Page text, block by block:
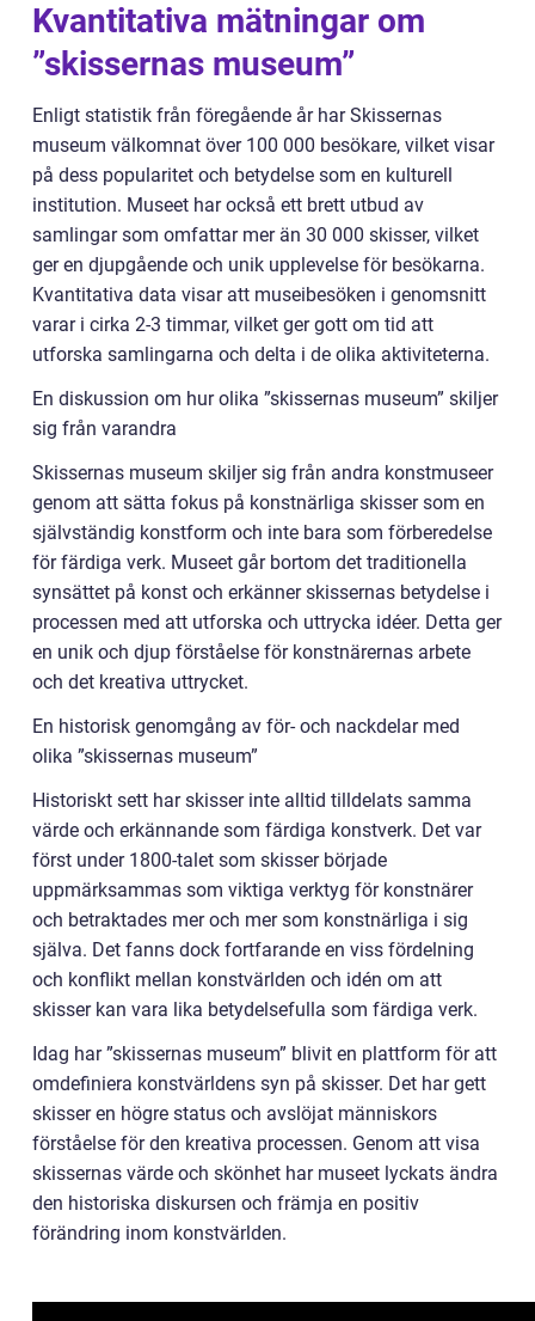
Kvantitativa mätningar om
”skissernas museum”
Enligt statistik från föregående år har Skissernas
museum välkomnat över 100 000 besökare, vilket visar
på dess popularitet och betydelse som en kulturell
institution. Museet har också ett brett utbud av
samlingar som omfattar mer än 30 000 skisser, vilket
ger en djupgående och unik upplevelse för besökarna.
Kvantitativa data visar att museibesöken i genomsnitt
varar i cirka 2-3 timmar, vilket ger gott om tid att
utforska samlingarna och delta i de olika aktiviteterna.
En diskussion om hur olika ”skissernas museum” skiljer
sig från varandra
Skissernas museum skiljer sig från andra konstmuseer
genom att sätta fokus på konstnärliga skisser som en
självständig konstform och inte bara som förberedelse
för färdiga verk. Museet går bortom det traditionella
synsättet på konst och erkänner skissernas betydelse i
processen med att utforska och uttrycka idéer. Detta ger
en unik och djup förståelse för konstnärernas arbete
och det kreativa uttrycket.
En historisk genomgång av för- och nackdelar med
olika ”skissernas museum”
Historiskt sett har skisser inte alltid tilldelats samma
värde och erkännande som färdiga konstverk. Det var
först under 1800-talet som skisser började
uppmärksammas som viktiga verktyg för konstnärer
och betraktades mer och mer som konstnärliga i sig
själva. Det fanns dock fortfarande en viss fördelning
och konflikt mellan konstvärlden och idén om att
skisser kan vara lika betydelsefulla som färdiga verk.
Idag har ”skissernas museum” blivit en plattform för att
omdefiniera konstvärldens syn på skisser. Det har gett
skisser en högre status och avslöjat människors
förståelse för den kreativa processen. Genom att visa
skissernas värde och skönhet har museet lyckats ändra
den historiska diskursen och främja en positiv
förändring inom konstvärlden.